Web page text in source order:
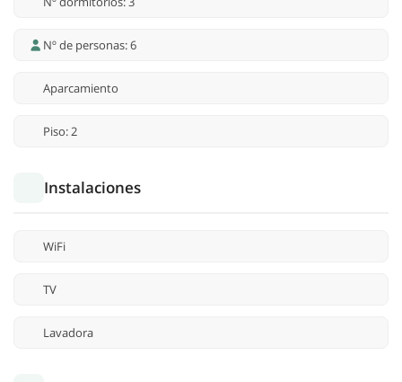
Nº de personas: 6
Aparcamiento
Piso: 2
Instalaciones
WiFi
TV
Lavadora